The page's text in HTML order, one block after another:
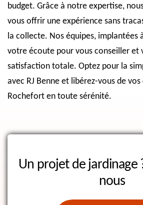
budget. Grâce à notre expertise,
vous offrir une expérience sans
la collecte. Nos équipes, implantées
votre écoute pour vous conseiller et
satisfaction totale. Optez pour la
avec RJ Benne et libérez-vous de
Rochefort en toute sérénité.
Un projet de jardinage
nous